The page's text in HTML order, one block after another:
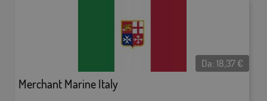
Merchant Marine Italy
Da:18,37€